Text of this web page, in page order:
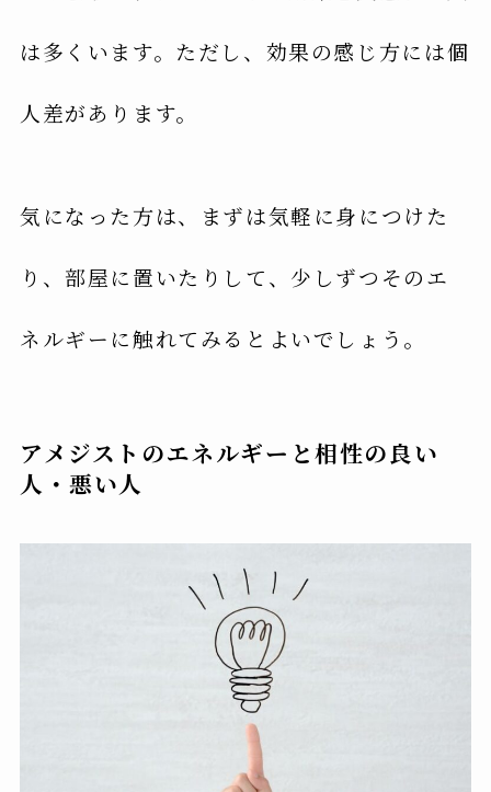
は多くいます。ただし、効果の感じ方には個
人差があります。
気になった方は、まずは気軽に身につけた
り、部屋に置いたりして、少しずつそのエ
ネルギーに触れてみるとよいでしょう。
アメジストのエネルギーと相性の良い
人・悪い人